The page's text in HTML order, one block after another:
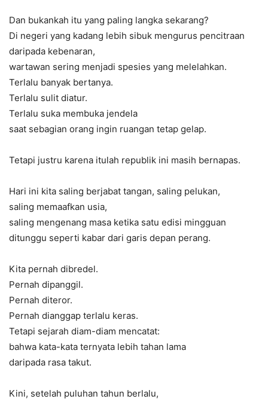
Dan bukankah itu yang paling langka sekarang?
Di negeri yang kadang lebih sibuk mengurus pencitraan
daripada kebenaran,
wartawan sering menjadi spesies yang melelahkan.
Terlalu banyak bertanya.
Terlalu sulit diatur.
Terlalu suka membuka jendela
saat sebagian orang ingin ruangan tetap gelap.
Tetapi justru karena itulah republik ini masih bernapas.
Hari ini kita saling berjabat tangan, saling pelukan,
saling memaafkan usia,
saling mengenang masa ketika satu edisi mingguan
ditunggu seperti kabar dari garis depan perang.
Kita pernah dibredel.
Pernah dipanggil.
Pernah diteror.
Pernah dianggap terlalu keras.
Tetapi sejarah diam-diam mencatat:
bahwa kata-kata ternyata lebih tahan lama
daripada rasa takut.
Kini, setelah puluhan tahun berlalu,